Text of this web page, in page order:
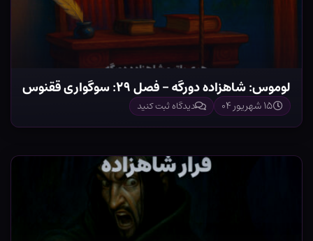
لوموس: شاهزاده دورگه – فصل ۲۹: سوگواری ققنوس
۱۵ شهریور ۰۴ دیدگاه ثبت کنید